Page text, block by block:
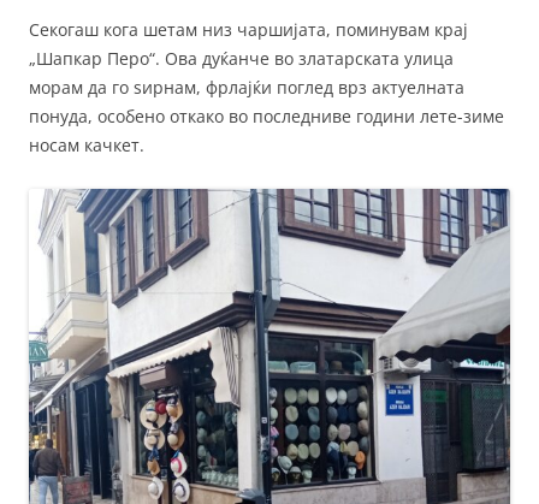
c
e
b
o
o
k
itt
er
ai
l
ss
e
n
er
Секогаш кога шетам низ чаршијата, поминувам крај
„Шапкар Перо“. Ова дуќанче во златарската улица
морам да го ѕирнам, фрлајќи поглед врз актуелната
понуда, особено откако во последниве години лете-зиме
носам качкет.